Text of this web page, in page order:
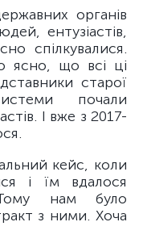
органів
ентузіастів,
спілкувалися.
ясно, що всі ці
старої
почали
І вже з 2017-
кейс, коли
і їм вдалося
Тому нам було
з ними. Хоча